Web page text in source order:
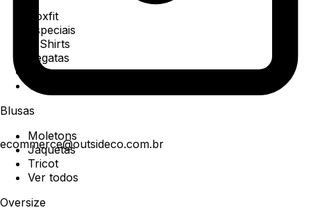
ecommerce@outsideco.com.br
Boxfit
Especiais
T-Shirts
Regatas
Polo
Ver todos
Blusas
Moletons
Jaquetas
Tricot
Ver todos
Oversize